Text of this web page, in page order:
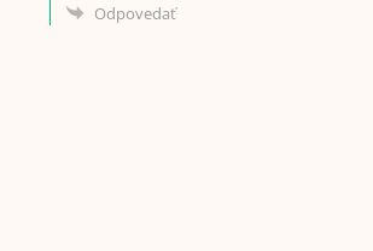
Odpovedať